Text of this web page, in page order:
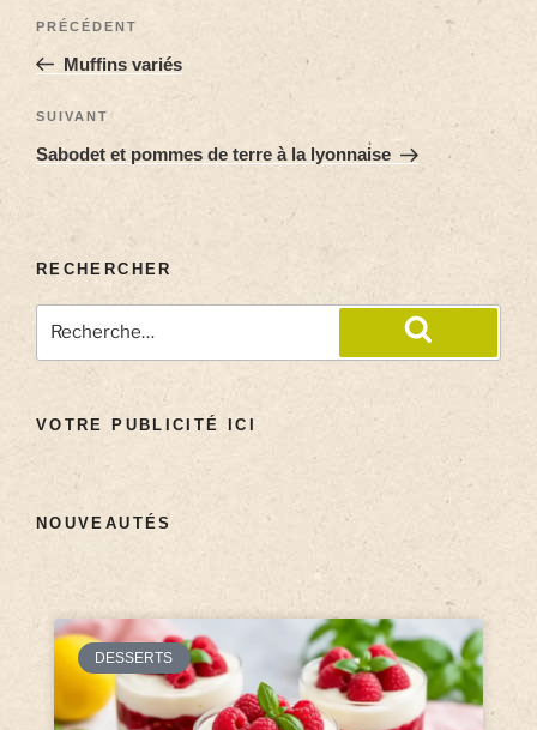
PRÉCÉDENT
Muffins variés
SUIVANT
Sabodet et pommes de terre à la lyonnaise
RECHERCHER
VOTRE PUBLICITÉ ICI
NOUVEAUTÉS
DESSERTS